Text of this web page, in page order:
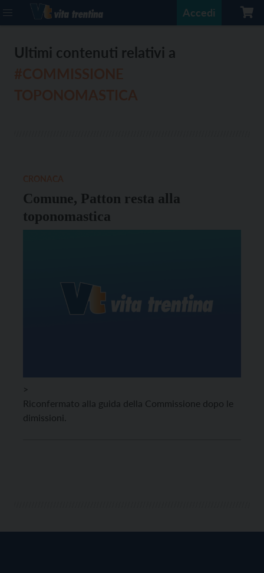
Accedi
Ultimi contenuti relativi a
Comune, Patton resta alla
toponomastica
>
Riconfermato alla guida della Commissione dopo le
dimissioni.